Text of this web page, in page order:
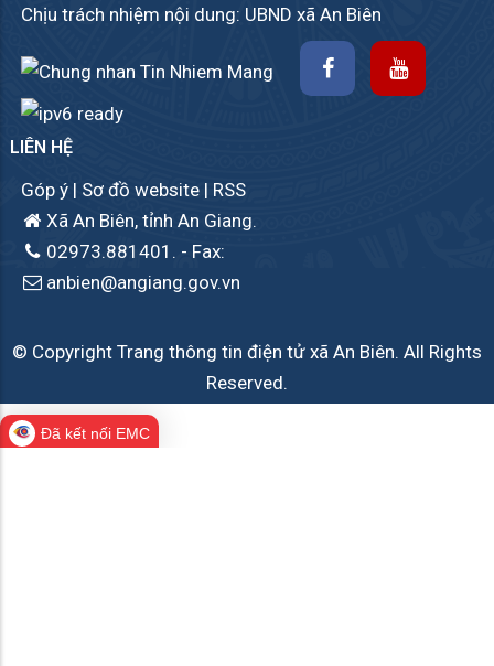
Chịu trách nhiệm nội dung: UBND xã An Biên
LIÊN HỆ
Góp ý | Sơ đồ website | RSS
Xã An Biên, tỉnh An Giang.
02973.881401. - Fax:
anbien@angiang.gov.vn
© Copyright Trang thông tin điện tử xã An Biên. All Rights
Reserved.
Đã kết nối EMC